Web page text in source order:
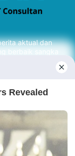
aktual dan
berbaik sangka